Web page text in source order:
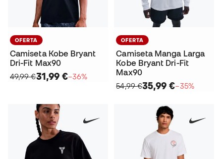
OFERTA
Camiseta Kobe Bryant
Dri-Fit Max90
49,99 €31,99 €−36%
OFERTA
Camiseta Manga Larga
Kobe Bryant Dri-Fit
Max90
54,99 €35,99 €−35%